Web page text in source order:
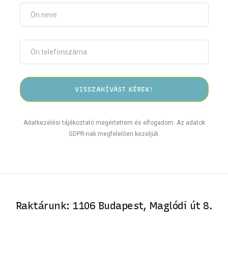
Adatkezelési tájékoztató megértettem és elfogadom. Az adatok
GDPR-nak megfelelően kezeljük.
Raktárunk: 1106 Budapest, Maglódi út 8.